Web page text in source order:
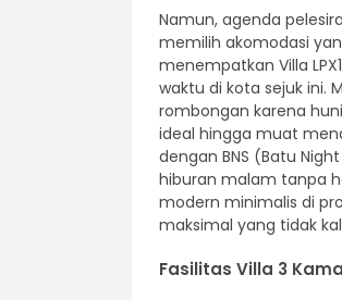
Namun, agenda
memilih akomodasi
menempatkan Villa
waktu di kota sejuk ini.
rombongan karena
ideal hingga muat
dengan BNS (Batu
hiburan malam tanpa
modern minimalis di
maksimal yang tidak
Fasilitas Villa 3